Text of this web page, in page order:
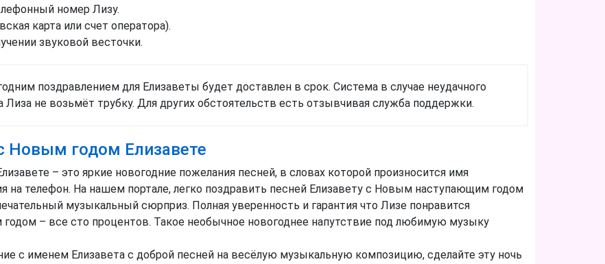
номер Лизу.
карта или счет оператора).
звуковой весточки.
поздравлением для Елизаветы будет доставлен в срок. Система в случае неудачного
Лиза не возьмёт трубку. Для других обстоятельств есть отзывчивая служба поддержки.
Новым годом Елизавете
– это яркие новогодние пожелания песней, в словах которой произносится имя
на телефон. На нашем портале, легко поздравить песней Елизавету с Новым наступающим годом
музыкальный сюрприз. Полная уверенность и гарантия что Лизе понравится
– все сто процентов. Такое необычное новогоднее напутствие под любимую музыку
с именем Елизавета с доброй песней на весёлую музыкальную композицию, сделайте эту ночь